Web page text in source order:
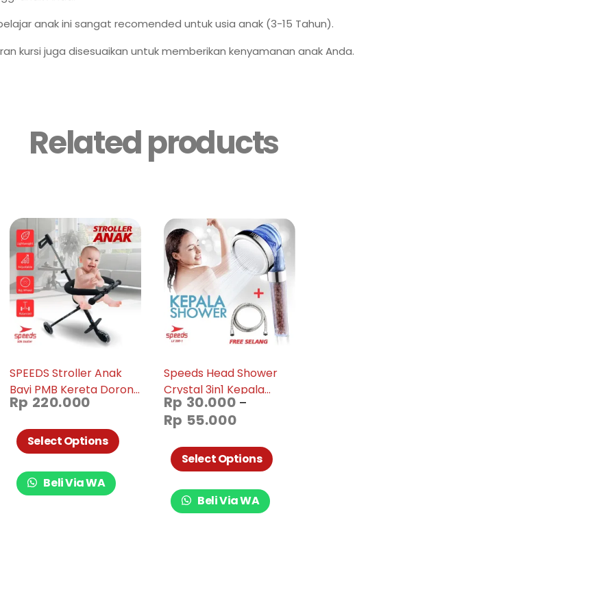
anak ini sangat recomended untuk usia anak (3-15 Tahun).
kursi juga disesuaikan untuk memberikan kenyamanan anak Anda.
Related products
SPEEDS Stroller Anak
Bayi PMB Kereta Dorong
Bayi Anak Ezzy Stroller
Baby S05
Rp 220.000
Select Options
Beli Via WA
Speeds Head Shower
Crystal 3in1 Kepala
Shower 3 Mode Bonus
Selang 200-1-5
Rp 30.000 –
Rp 55.000
Select Options
Beli Via WA